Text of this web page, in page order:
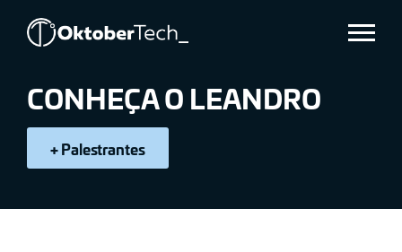
Menu
LEANDRO
OLIVEIRA
CONHEÇA O LEANDRO
+ Palestrantes